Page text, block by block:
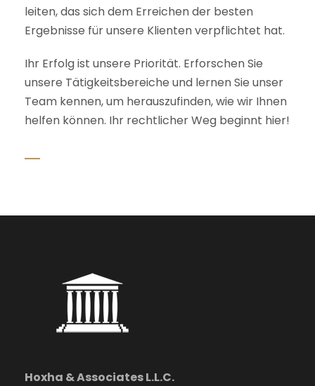
leiten, das sich dem Erreichen der besten
Ergebnisse für unsere Klienten verpflichtet hat.
Ihr Erfolg ist unsere Priorität. Erforschen Sie
unsere Tätigkeitsbereiche und lernen Sie unser
Team kennen, um herauszufinden, wie wir Ihnen
helfen können. Ihr rechtlicher Weg beginnt hier!
Hoxha & Associates L.L.C.